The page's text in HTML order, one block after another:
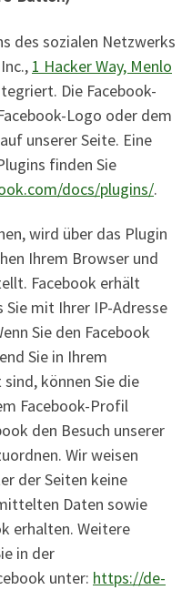
des sozialen Netzwerks
1 Hacker Way, Menlo
Die Facebook-
Logo oder dem
unserer Seite. Eine
finden Sie
docs/plugins/.
wird über das Plugin
Ihrem Browser und
Facebook erhält
mit Ihrer IP-Adresse
Sie den Facebook
Sie in Ihrem
können Sie die
Facebook-Profil
den Besuch unserer
Wir weisen
der Seiten keine
Daten sowie
erhalten. Weitere
in der
unter: https://de-